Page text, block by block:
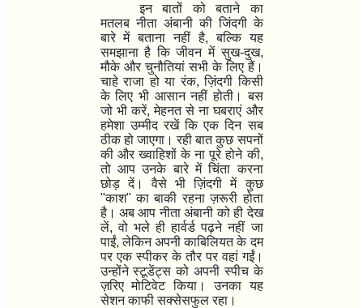
इन बातों को बताने का
मतलब नीता अंबानी की जिंदगी के
बारे में बताना नहीं है,बल्कि यह
समझाना है कि जीवन में सुख-दुख,
मौके और चुनौतियां सभी के लिए हैं।
चाहे राजा हो या रंक,ज़िंदगी किसी
के लिए भी आसान नहीं होती। बस
जो भी करें,मेहनत से ना घबराएं और
हमेशा उम्मीद रखें कि एक दिन सब
ठीक हो जाएगा। रही बात कुछ सपनों
की और ख्वाहिशों के ना पूरे होने की,
तो आप उनके बारे में चिंता करना
छोड़ दें। वैसे भी ज़िंदगी में कुछ
"काश" का बाकी रहना ज़रूरी होता
है। अब आप नीता अंबानी को ही देख
लें,वो भले ही हार्वर्ड पढ़ने नहीं जा
पाईं,लेकिन अपनी काबिलियत के दम
पर एक स्पीकर के तौर पर वहां गईं।
उन्होंने स्टूडेंट्स को अपनी स्पीच के
ज़रिए मोटिवेट किया। उनका यह
सेशन काफी सक्सेसफुल रहा।